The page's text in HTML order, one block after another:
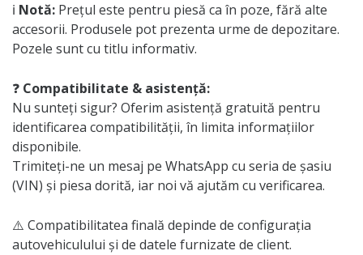
ℹ️ Notă: Prețul este pentru piesă ca în poze, fără alte
accesorii. Produsele pot prezenta urme de depozitare.
Pozele sunt cu titlu informativ.
❓ Compatibilitate & asistență:
Nu sunteți sigur? Oferim asistență gratuită pentru
identificarea compatibilității, în limita informațiilor
disponibile.
Trimiteți-ne un mesaj pe WhatsApp cu seria de șasiu
(VIN) și piesa dorită, iar noi vă ajutăm cu verificarea.
⚠️ Compatibilitatea finală depinde de configurația
autovehiculului și de datele furnizate de client.